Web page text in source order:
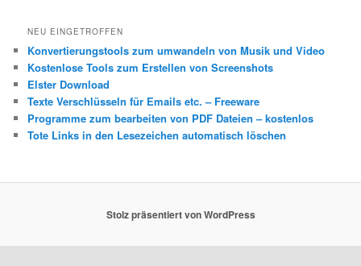
NEU EINGETROFFEN
Konvertierungstools zum umwandeln von Musik und Video
Kostenlose Tools zum Erstellen von Screenshots
Elster Download
Texte Verschlüsseln für Emails etc. – Freeware
Programme zum bearbeiten von PDF Dateien – kostenlos
Tote Links in den Lesezeichen automatisch löschen
Stolz präsentiert von WordPress